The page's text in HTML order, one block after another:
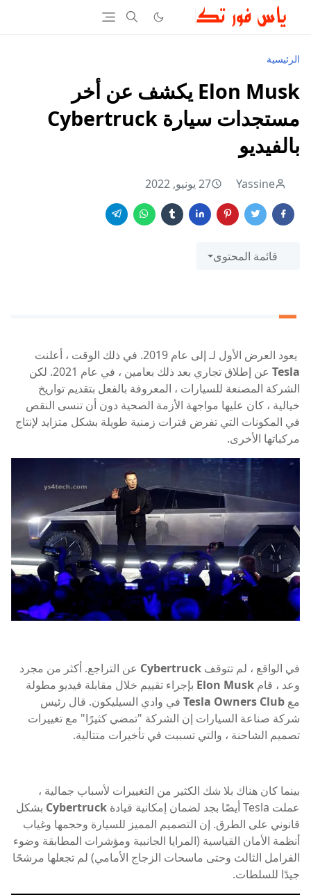
الرئيسية
Elon Musk يكشف عن أخر
مستجدات سيارة Cybertruck
بالفيديو
Yassine 27 يونيو, 2022
قائمة المحتوى
يعود العرض الأول لـ إلى عام 2019. في ذلك الوقت ، أعلنت
Tesla
عن إطلاق تجاري بعد ذلك بعامين ، في عام 2021. لكن
الشركة المصنعة للسيارات ، المعروفة بالفعل بتقديم تواريخ
خيالية ، كان عليها مواجهة الأزمة الصحية دون أن تنسى النقص
في المكونات التي تفرض فترات زمنية طويلة بشكل متزايد لإنتاج
مركباتها الأخرى.
في الواقع ، لم تتوقف Cybertruck عن التراجع. أكثر من مجرد
وعد ، قام Elon Musk بإجراء تقييم خلال مقابلة فيديو مطولة
مع Tesla Owners Club في وادي السيليكون. قال رئيس
شركة صناعة السيارات إن الشركة "تمضي كثيرًا" مع تغييرات
تصميم الشاحنة ، والتي تسببت في تأخيرات متتالية.
بينما كان هناك بلا شك الكثير من التغييرات لأسباب جمالية ،
عملت Tesla أيضًا بجد لضمان إمكانية قيادة
Cybertruck بشكل
قانوني على الطرق. إن التصميم المميز للسيارة وحجمها وغياب
أنظمة الأمان القياسية (المرايا الجانبية ومؤشرات المطابقة وضوء
الفرامل الثالث وحتى ماسحات الزجاج الأمامي) لم تجعلها مرشحًا
جيدًا للسلطات.